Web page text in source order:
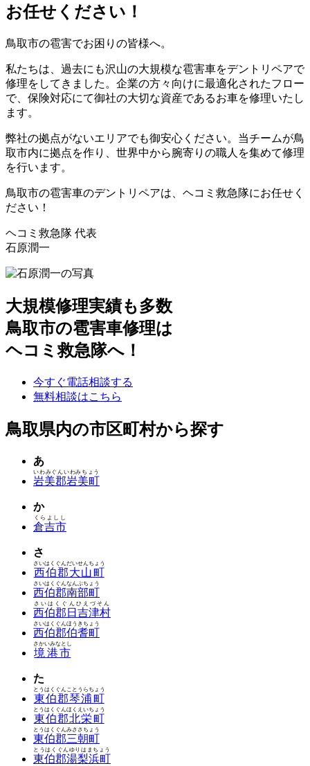
お任せください！
鳥取市の雹害でお困りの皆様へ。
私たちは、過去にも沢山の大規模な雹害車をデントリペアで
修理をしてきました。企業の方々向けに最適化されたフロー
で、保険対応にて御社の大切な資産であるお車を修理いたし
ます。
弊社の拠点がないエリアでも御安心ください。当チームが鳥
取市内に拠点を作り、世界中から腕寄りの職人を集めて修理
を行います。
鳥取市の雹害車のデントリペアは、ヘコミ救急隊にお任せく
ださい！
ヘコミ救急隊 代表
石原潤一
大規模修理実績も多数
鳥取市の雹害車修理は
ヘコミ救急隊へ！
今すぐ電話相談する
無料相談はこちら
鳥取県内の市区町村から探す
あ
岩美郡岩美町
いわみぐんいわみちょう
か
倉吉市
くらよしし
さ
西伯郡大山町
さいはくぐんだいせんちょう
西伯郡南部町
さいはくぐんなんぶちょう
西伯郡日吉津村
さいはくぐんひえづそん
西伯郡伯耆町
さいはくぐんほうきちょう
境港市
さかいみなとし
た
東伯郡琴浦町
とうはくぐんことうらちょう
東伯郡北栄町
とうはくぐんほくえいちょう
東伯郡三朝町
とうはくぐんみささちょう
東伯郡湯梨浜町
とうはくぐんゆりはまちょう